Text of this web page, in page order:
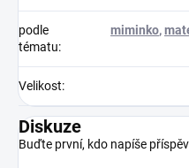
podle
tématu:
miminko,
Velikost:
Diskuze
Buďte první, kdo napíše